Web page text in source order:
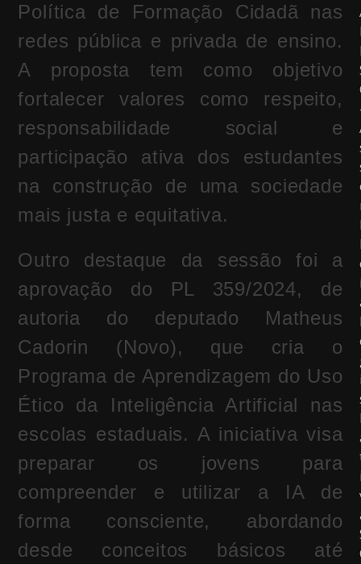
Política de Formação Cidadã nas
redes pública e privada de ensino.
A proposta tem como objetivo
fortalecer valores como respeito,
responsabilidade social e
participação ativa dos estudantes
na construção de uma sociedade
mais justa e equitativa.
Outro destaque da sessão foi a
aprovação do PL 359/2024, de
autoria do deputado Matheus
Cadorin (Novo), que cria o
Programa de Aprendizagem do Uso
Ético da Inteligência Artificial nas
escolas estaduais. A iniciativa visa
preparar os jovens para
compreender e utilizar a IA de
forma consciente, abordando
desde conceitos básicos até